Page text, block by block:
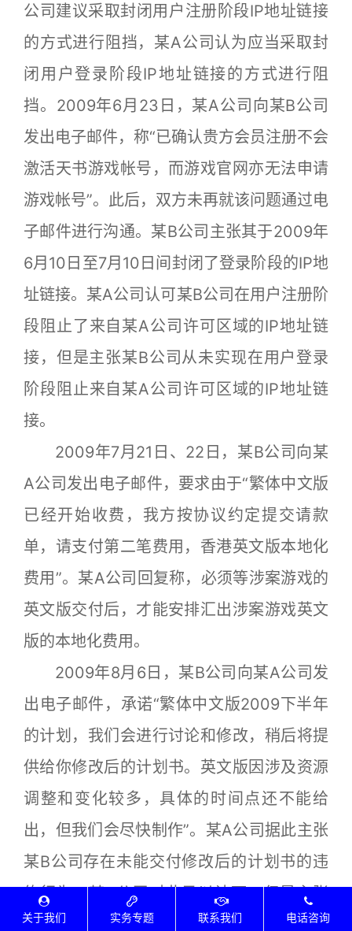
公司建议采取封闭用户注册阶段IP地址链接
的方式进行阻挡，某A公司认为应当采取封
闭用户登录阶段IP地址链接的方式进行阻
挡。2009年6月23日，某A公司向某B公司
发出电子邮件，称“已确认贵方会员注册不会
激活天书游戏帐号，而游戏官网亦无法申请
游戏帐号”。此后，双方未再就该问题通过电
子邮件进行沟通。某B公司主张其于2009年
6月10日至7月10日间封闭了登录阶段的IP地
址链接。某A公司认可某B公司在用户注册阶
段阻止了来自某A公司许可区域的IP地址链
接，但是主张某B公司从未实现在用户登录
阶段阻止来自某A公司许可区域的IP地址链
接。
2009年7月21日、22日，某B公司向某
A公司发出电子邮件，要求由于“繁体中文版
已经开始收费，我方按协议约定提交请款
单，请支付第二笔费用，香港英文版本地化
费用”。某A公司回复称，必须等涉案游戏的
英文版交付后，才能安排汇出涉案游戏英文
版的本地化费用。
2009年8月6日，某B公司向某A公司发
出电子邮件，承诺“繁体中文版2009下半年
的计划，我们会进行讨论和修改，稍后将提
供给你修改后的计划书。英文版因涉及资源
调整和变化较多，具体的时间点还不能给
出，但我们会尽快制作”。某A公司据此主张
某B公司存在未能交付修改后的计划书的违
约行为。某B公司对此予以认可，但是主张
由于此后双方产生了争议，所以某B公司没
关于我们 实务专题 联系我们 电话咨询